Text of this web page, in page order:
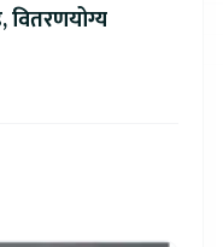
वितरणयोग्य